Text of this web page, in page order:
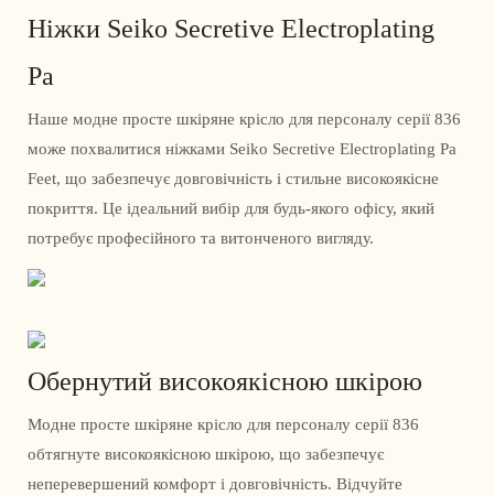
Ніжки Seiko Secretive Electroplating
Pa
Наше модне просте шкіряне крісло для персоналу серії 836
може похвалитися ніжками Seiko Secretive Electroplating Pa
Feet, що забезпечує довговічність і стильне високоякісне
покриття. Це ідеальний вибір для будь-якого офісу, який
потребує професійного та витонченого вигляду.
Обернутий високоякісною шкірою
Модне просте шкіряне крісло для персоналу серії 836
обтягнуте високоякісною шкірою, що забезпечує
неперевершений комфорт і довговічність. Відчуйте